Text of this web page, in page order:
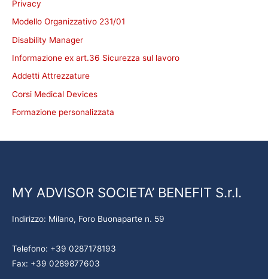
Privacy
Modello Organizzativo 231/01
Disability Manager
Informazione ex art.36 Sicurezza sul lavoro
Addetti Attrezzature
Corsi Medical Devices
Formazione personalizzata
MY ADVISOR SOCIETA’ BENEFIT S.r.l.
Indirizzo: Milano, Foro Buonaparte n. 59
Telefono: +39 0287178193
Fax: +39 0289877603